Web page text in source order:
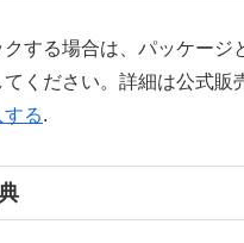
する場合は、パッケージ
ください。詳細は公式販
する.